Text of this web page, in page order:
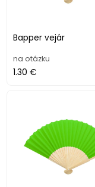
Bapper vejár
na otázku
1.30 €